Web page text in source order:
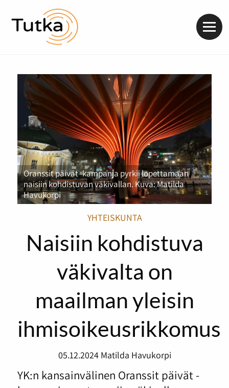
Oranssit päivät -kampanja pyrkii lopettamaan
naisiin kohdistuvan väkivallan. Kuva: Matilda
Havukorpi
YHTEISKUNTA
Naisiin kohdistuva
väkivalta on
maailman yleisin
ihmisoikeusrikkomus
05.12.2024 Matilda Havukorpi
YK:n kansainvälinen Oranssit päivät -